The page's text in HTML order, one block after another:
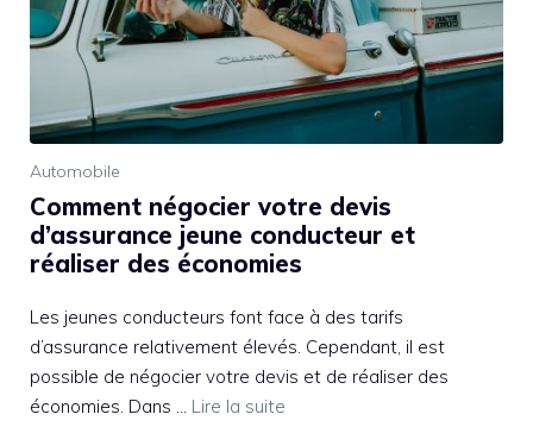
Automobile
Comment négocier votre devis
d’assurance jeune conducteur et
réaliser des économies
Les jeunes conducteurs font face à des tarifs
d’assurance relativement élevés. Cependant, il est
possible de négocier votre devis et de réaliser des
économies. Dans … Lire la suite